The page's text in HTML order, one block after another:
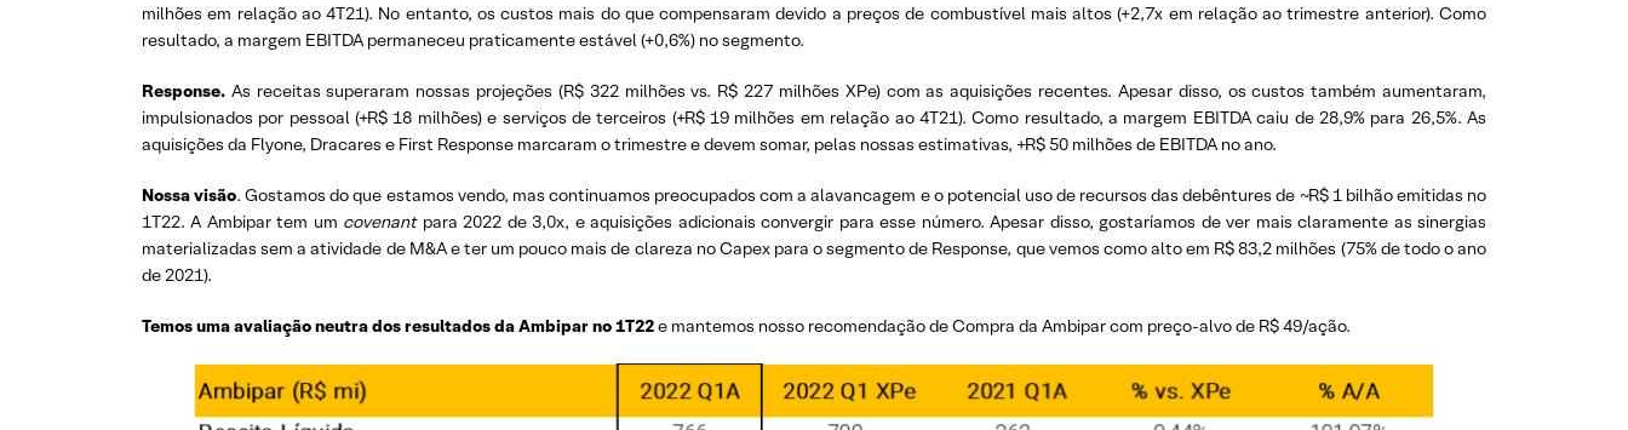
milhões em relação ao 4T21). No entanto, os custos mais do que compensaram devido a preços de combustível mais altos (+2,7x em relação ao trimestre anterior). Como
resultado, a margem EBITDA permaneceu praticamente estável (+0,6%) no segmento.
Response. As receitas superaram nossas projeções (R$ 322 milhões vs. R$ 227 milhões XPe) com as aquisições recentes. Apesar disso, os custos também aumentaram,
impulsionados por pessoal (+R$ 18 milhões) e serviços de terceiros (+R$ 19 milhões em relação ao 4T21). Como resultado, a margem EBITDA caiu de 28,9% para 26,5%. As
aquisições da Flyone, Dracares e First Response marcaram o trimestre e devem somar, pelas nossas estimativas, +R$ 50 milhões de EBITDA no ano.
Nossa visão. Gostamos do que estamos vendo, mas continuamos preocupados com a alavancagem e o potencial uso de recursos das debêntures de ~R$ 1 bilhão emitidas no
1T22. A Ambipar tem um covenantpara 2022 de 3,0x, e aquisições adicionais convergir para esse número. Apesar disso, gostaríamos de ver mais claramente as sinergias
materializadas sem a atividade de M&A e ter um pouco mais de clareza no Capex para o segmento de Response, que vemos como alto em R$ 83,2 milhões (75% de todo o ano
de 2021).
Temos uma avaliação neutra dos resultados da Ambipar no 1T22e mantemos nosso recomendação de Compra da Ambipar com preço-alvo de R$ 49/ação.